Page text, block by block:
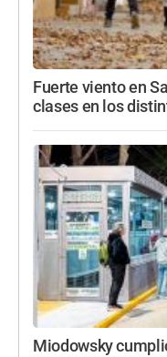
Fuerte viento en
clases en los
Miodowsky